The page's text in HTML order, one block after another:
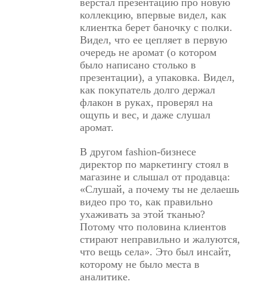
коллекцию, впервые видел, как
клиентка берет баночку с полки.
Видел, что ее цепляет в первую
очередь не аромат (о котором
было написано столько в
презентации), а упаковка. Видел,
как покупатель долго держал
флакон в руках, проверял на
ощупь и вес, и даже слушал
аромат.
В другом fashion-бизнесе
директор по маркетингу стоял в
магазине и слышал от продавца:
«Слушай, а почему ты не делаешь
видео про то, как правильно
ухаживать за этой тканью?
Потому что половина клиентов
стирают неправильно и жалуются,
что вещь села». Это был инсайт,
которому не было места в
аналитике.